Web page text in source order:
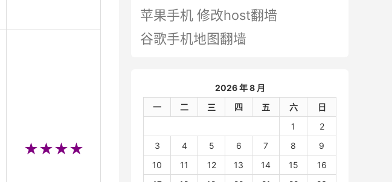
★★★★
苹果手机 修改host翻墙
谷歌手机地图翻墙
2026 年 8 月
一
二 三 四 五 六
日
1
2
3
4 5 6 7 8
9
10
11 12 13 14 15
16